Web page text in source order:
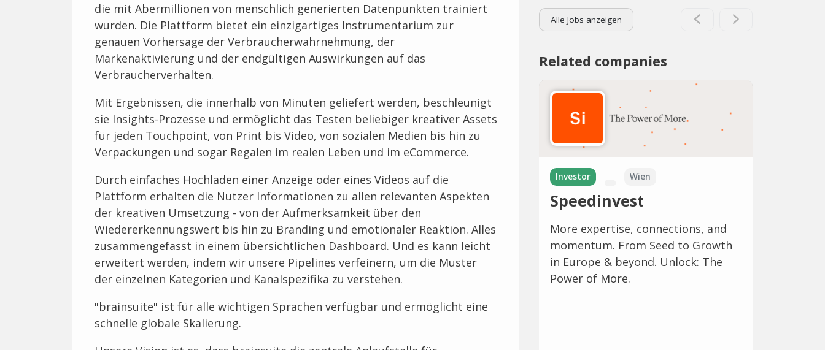
die mit Abermillionen von menschlich generierten Datenpunkten trainiert
wurden. Die Plattform bietet ein einzigartiges Instrumentarium zur
genauen Vorhersage der Verbraucherwahrnehmung, der
Markenaktivierung und der endgültigen Auswirkungen auf das
Verbraucherverhalten.
Mit Ergebnissen, die innerhalb von Minuten geliefert werden, beschleunigt
sie Insights-Prozesse und ermöglicht das Testen beliebiger kreativer Assets
für jeden Touchpoint, von Print bis Video, von sozialen Medien bis hin zu
Verpackungen und sogar Regalen im realen Leben und im eCommerce.
Durch einfaches Hochladen einer Anzeige oder eines Videos auf die
Plattform erhalten die Nutzer Informationen zu allen relevanten Aspekten
der kreativen Umsetzung - von der Aufmerksamkeit über den
Wiedererkennungswert bis hin zu Branding und emotionaler Reaktion. Alles
zusammengefasst in einem übersichtlichen Dashboard. Und es kann leicht
erweitert werden, indem wir unsere Pipelines verfeinern, um die Muster
der einzelnen Kategorien und Kanalspezifika zu verstehen.
"brainsuite" ist für alle wichtigen Sprachen verfügbar und ermöglicht eine
schnelle globale Skalierung.
Alle Jobs anzeigen
Related companies
Investor Wien
Speedinvest
More expertise, connections, and
momentum. From Seed to Growth
in Europe & beyond. Unlock: The
Power of More.